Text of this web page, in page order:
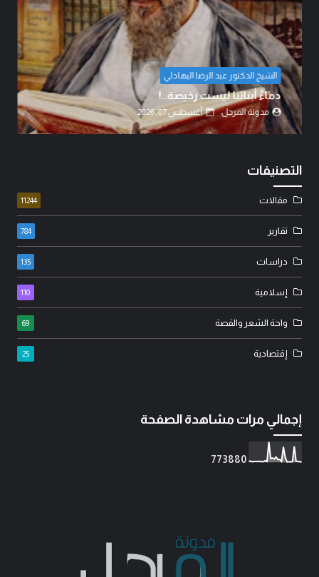
د. عامر الطائي
بين حكمة السياسة وأحقاد البدو:
بعقول العلماء لا بغيرة ا...
مدونة المرجل أغسطس 07, 2026
التصنيفات
مقالات 11244
تقارير 784
دراسات 135
إسلامية 110
واحة الشعر والقصة 69
إقتصادية 25
إجمالي مرات مشاهدة الصفحة
773880